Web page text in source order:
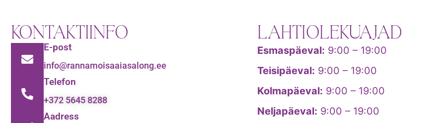
KONTAKTIINFO
E-post
info@rannamoisaaiasalong.ee
Telefon
+372 5645 8288
Aadress
LAHTIOLEKUAJAD
Esmaspäeval: 9:00 – 19:00
Teisipäeval: 9:00 – 19:00
Kolmapäeval: 9:00 – 19:00
Neljapäeval: 9:00 – 19:00